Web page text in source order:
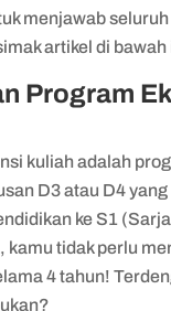
menjawab
artikel di bawah
Program
kuliah adalah
D3 atau D4
ke S1
kamu tidak perlu
4 tahun!